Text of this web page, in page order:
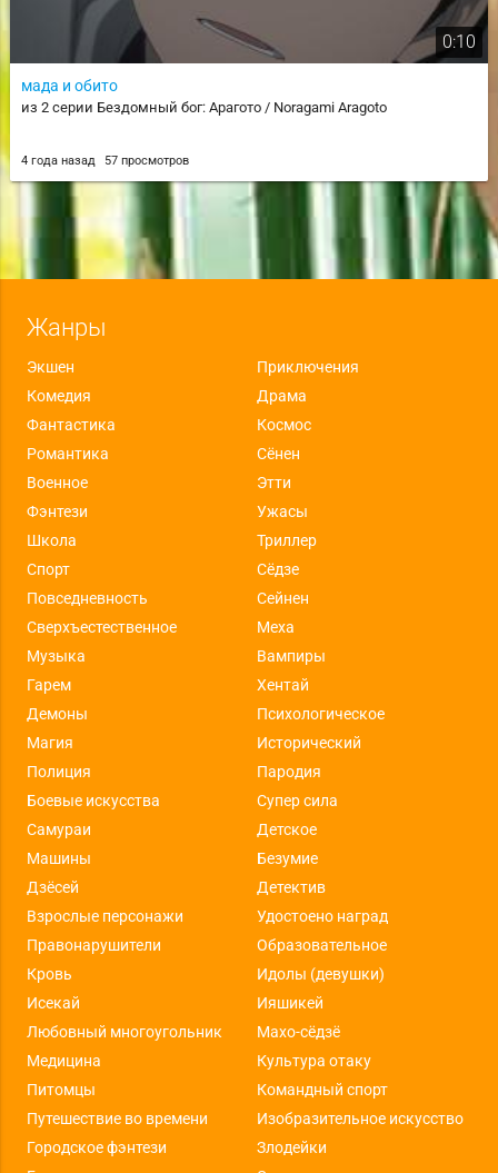
0:10
мада и обито
из 2 серии Бездомный бог: Арагото / Noragami Aragoto
4 года назад 57 просмотров
Жанры
Экшен
Приключения
Комедия
Драма
Фантастика
Космос
Романтика
Сёнен
Военное
Этти
Фэнтези
Ужасы
Школа
Триллер
Спорт
Сёдзе
Повседневность
Сейнен
Сверхъестественное
Меха
Музыка
Вампиры
Гарем
Хентай
Демоны
Психологическое
Магия
Исторический
Полиция
Пародия
Боевые искусства
Супер сила
Самураи
Детское
Машины
Безумие
Дзёсей
Детектив
Взрослые персонажи
Удостоено наград
Правонарушители
Образовательное
Кровь
Идолы (девушки)
Исекай
Ияшикей
Любовный многоугольник
Махо-сёдзё
Медицина
Культура отаку
Питомцы
Командный спорт
Путешествие во времени
Изобразительное искусство
Городское фэнтези
Злодейки